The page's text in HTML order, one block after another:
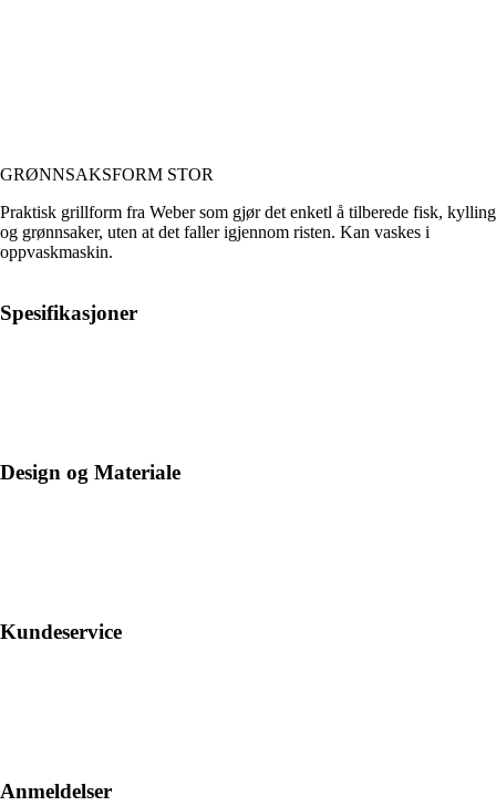
GRØNNSAKSFORM STOR
Praktisk grillform fra Weber som gjør det enketl å tilberede fisk, kylling
og grønnsaker, uten at det faller igjennom risten. Kan vaskes i
oppvaskmaskin.
Spesifikasjoner
Design og Materiale
Kundeservice
Anmeldelser